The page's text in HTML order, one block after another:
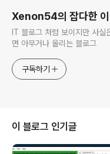
Xenon54의 잡다한 이
IT 블로그 처럼 보이지만 사
면 아무거나 올리는 블로그
구독하기
이 블로그 인기글